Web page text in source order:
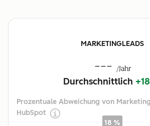
MARKETINGLEADS
--- /Jahr
Durchschnittlich
Prozentuale Abweichung von
HubSpot
18 %